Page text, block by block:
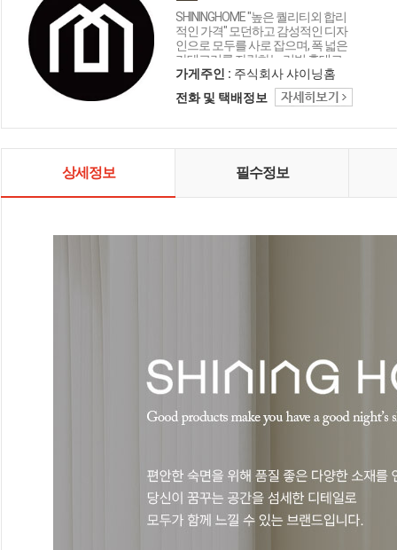
SHININGHOME "높은 퀄리티외 합리
적인 가격" 모던하고 감성적인 디자
인으로 모두를 사로 잡으며, 폭 넓은
카테고리를 자랑하는 리빙 홈데코
인테리어 샤이닝홈입니다.
가게주인 : 주식회사 샤이닝홈
전화 및 택배정보
상세정보 필수정보